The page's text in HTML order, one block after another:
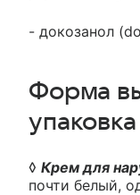
- докозанол
Форма
упаковка
◊ Крем для
почти белый,